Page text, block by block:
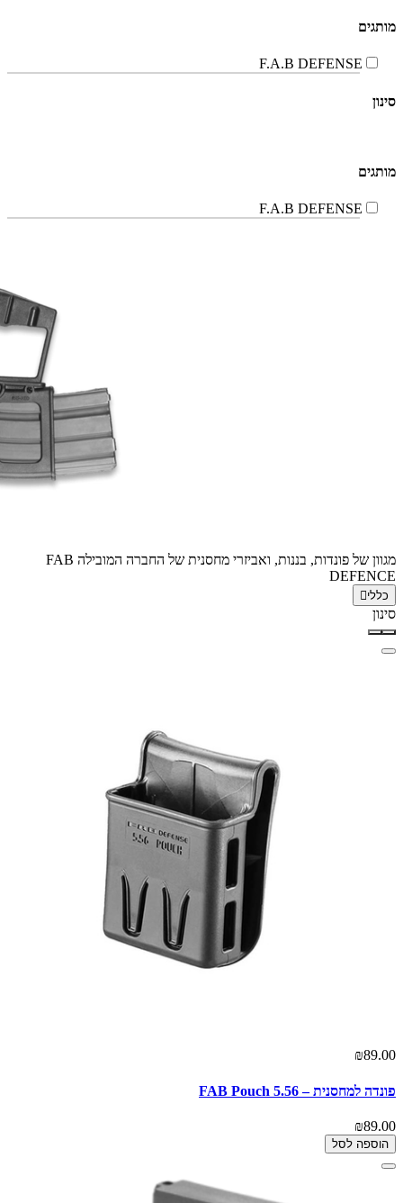
מותגים
F.A.B DEFENSE
סינון
מותגים
F.A.B DEFENSE
מגוון של פונדות, בננות, ואביזרי מחסנית של החברה המובילה FAB
DEFENCE
כללי
סינון
₪89.00
פונדה למחסנית – 5.56 FAB Pouch
₪89.00
הוספה לסל